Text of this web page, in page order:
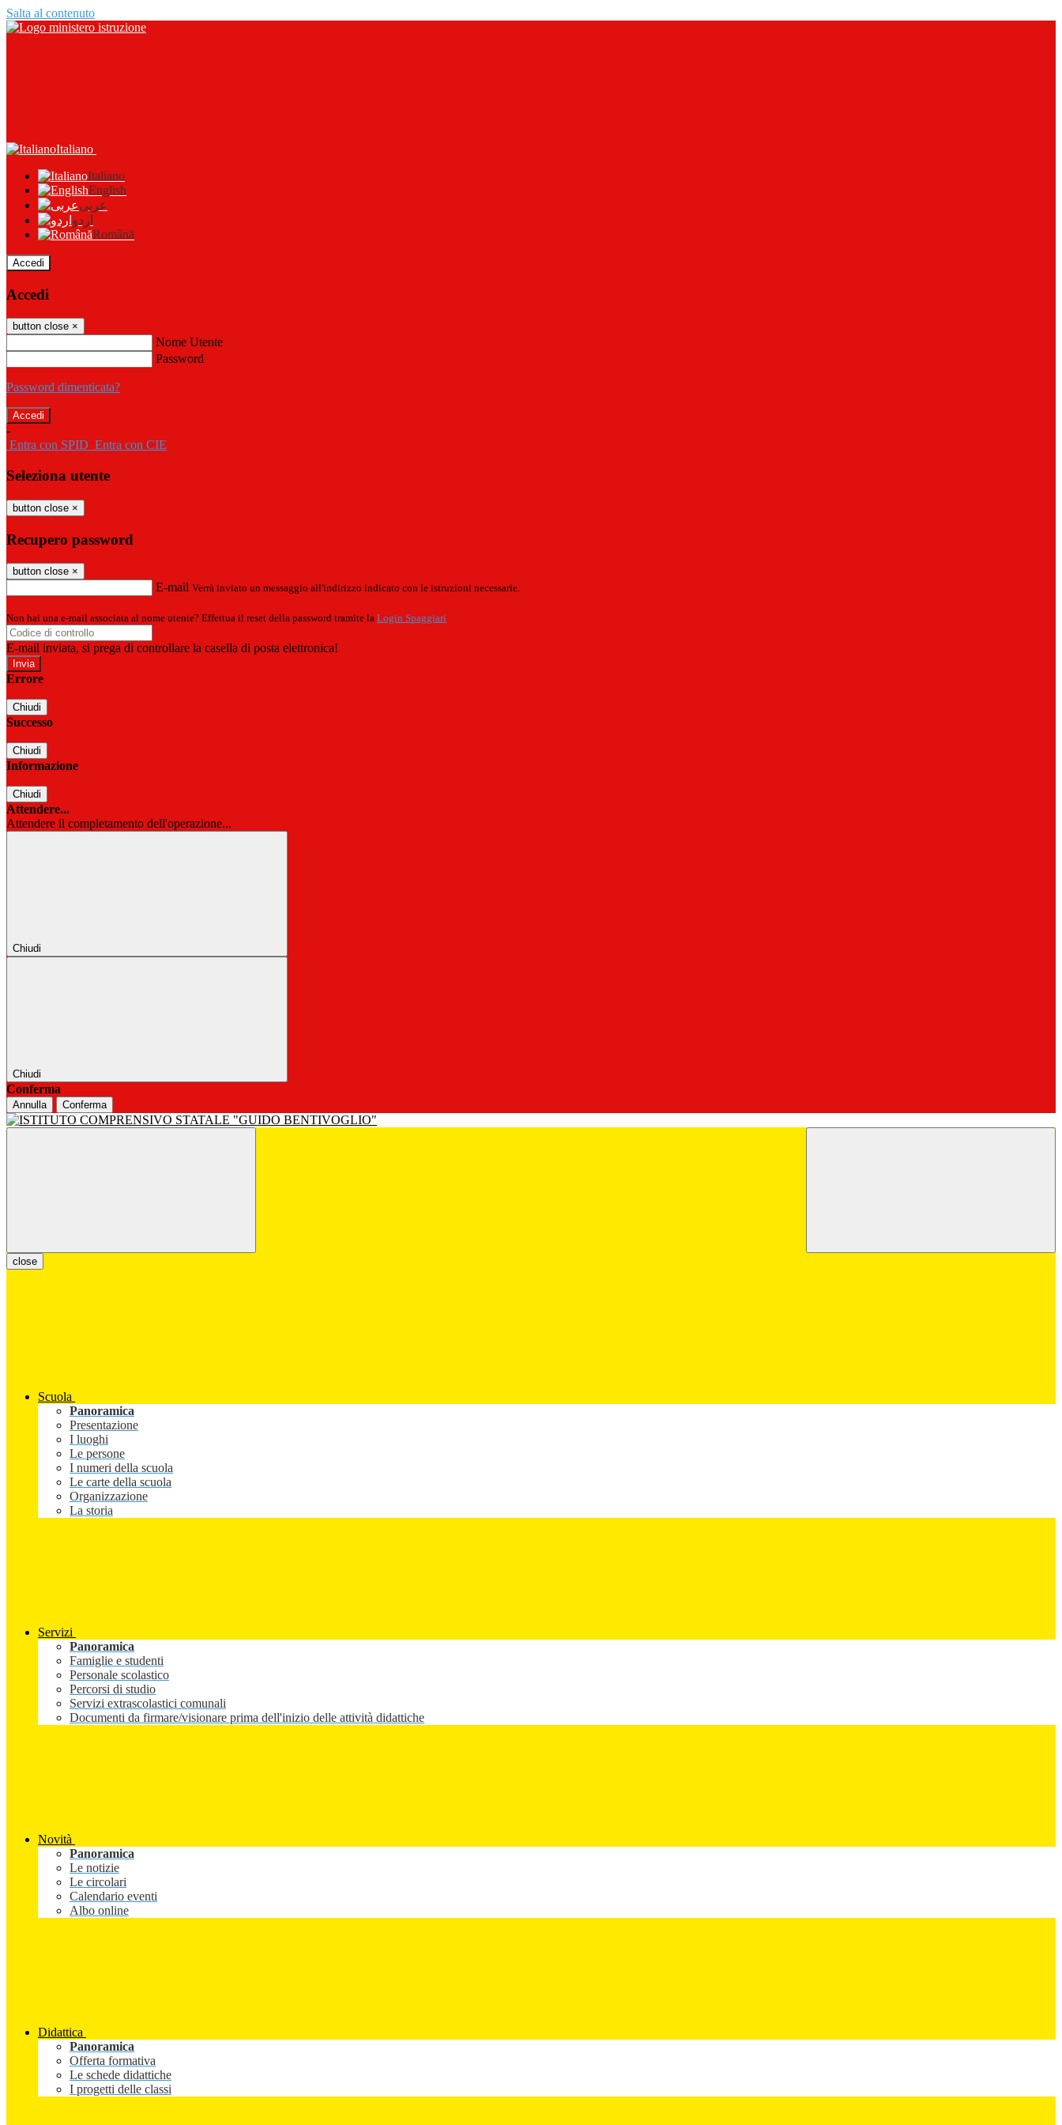
Salta al contenuto
Italiano
Italiano
English
عربى
اردو
Română
Accedi
Accedi
button close ×
Nome Utente
Password
Password dimenticata?
-
Entra con SPID Entra con CIE
Seleziona utente
button close ×
Recupero password
button close ×
E-mail Verrà inviato un messaggio all'indirizzo indicato con le istruzioni necessarie.
Non hai una e-mail associata al nome utente? Effettua il reset della password tramite la Login Spaggiari
E-mail inviata, si prega di controllare la casella di posta elettronica!
Errore
Chiudi
Successo
Chiudi
Informazione
Chiudi
Attendere...
Attendere il completamento dell'operazione...
Chiudi
Chiudi
Conferma
Annulla Conferma
close
Scuola
Panoramica
Presentazione
I luoghi
Le persone
I numeri della scuola
Le carte della scuola
Organizzazione
La storia
Servizi
Panoramica
Famiglie e studenti
Personale scolastico
Percorsi di studio
Servizi extrascolastici comunali
Documenti da firmare/visionare prima dell'inizio delle attività didattiche
Novità
Panoramica
Le notizie
Le circolari
Calendario eventi
Albo online
Didattica
Panoramica
Offerta formativa
Le schede didattiche
I progetti delle classi